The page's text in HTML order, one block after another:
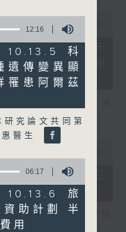
00:00
公屋聯會公布
五年規劃土地和
聯會副主席 梁文廣
申訴專員就三
調查
版總會會長 李家駒
12:16
科
遺傳變異顯
罹患阿爾茲
究論文共同第
醫生
06:17
旅
助計劃 半
用